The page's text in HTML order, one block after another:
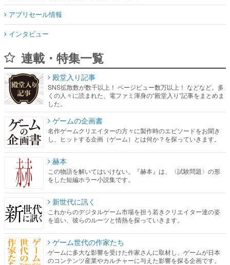
アプリセール情報
インタビュー
連載・特集一覧
殿堂入り記事
SNS拡散数が数千以上！ ページビュー数万以上！ などなど。多
くの人々に読まれた、電ファミ渾身の“殿堂入り”記事をまとめま
した。
ゲームの企画書
名作ゲームクリエイターの方々に製作時のエピソードをお聞き
し、ヒットする企画（ゲーム）とは何か？を探っていきます。
赫本
この物語を解いてはいけない。『赫本』は、〈試験問題〉の形
をした短編ホラー小説集です。
新世代に訊く
これからのデジタルゲーム市場を担う若きクリエイター達の姿
を追い、彼らのルーツと情熱を探っていきます。
ゲーム世代の作家たち
ゲームに多大な影響を受けた作家さんに取材し、ゲームが日本
のコンテンツ産業やカルチャーに与えた影響を探る企画です。